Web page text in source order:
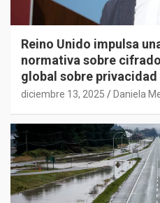
Reino Unido impulsa
normativa sobre
global sobre
diciembre 13, 2025 Daniela